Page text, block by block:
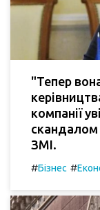
"Тепер
компанії
скандалом
ЗМІ.
#Бізнес #